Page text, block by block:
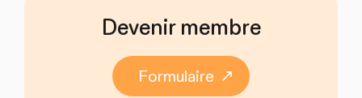
Devenir membre
Formulaire